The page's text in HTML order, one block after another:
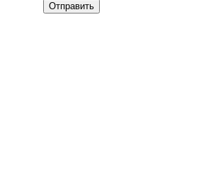
Отправить